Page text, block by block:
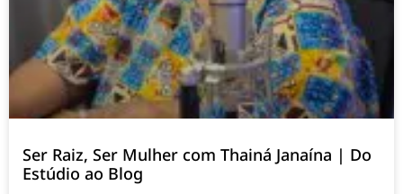
Ser Raiz, Ser Mulher com Thainá Janaína | Do
Estúdio ao Blog